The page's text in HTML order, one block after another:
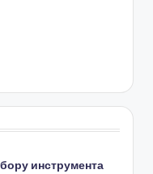
инструмента